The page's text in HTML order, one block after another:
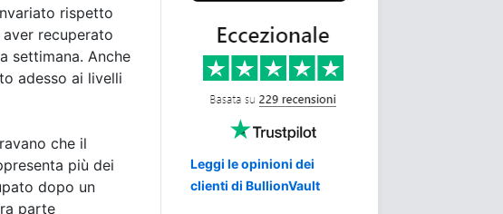
rispetto
recuperato
settimana. Anche
adesso ai livelli
che il
più dei
dopo un
parte
Leggi le opinioni dei
clienti di BullionVault